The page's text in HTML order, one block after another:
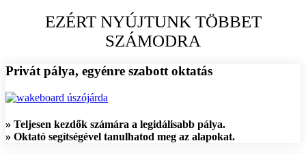
EZÉRT NYÚJTUNK TÖBBET
SZÁMODRA
Privát pálya, egyénre szabott oktatás
» Teljesen kezdők számára a legidálisabb pálya.
» Oktató segítségével tanulhatod meg az alapokat.